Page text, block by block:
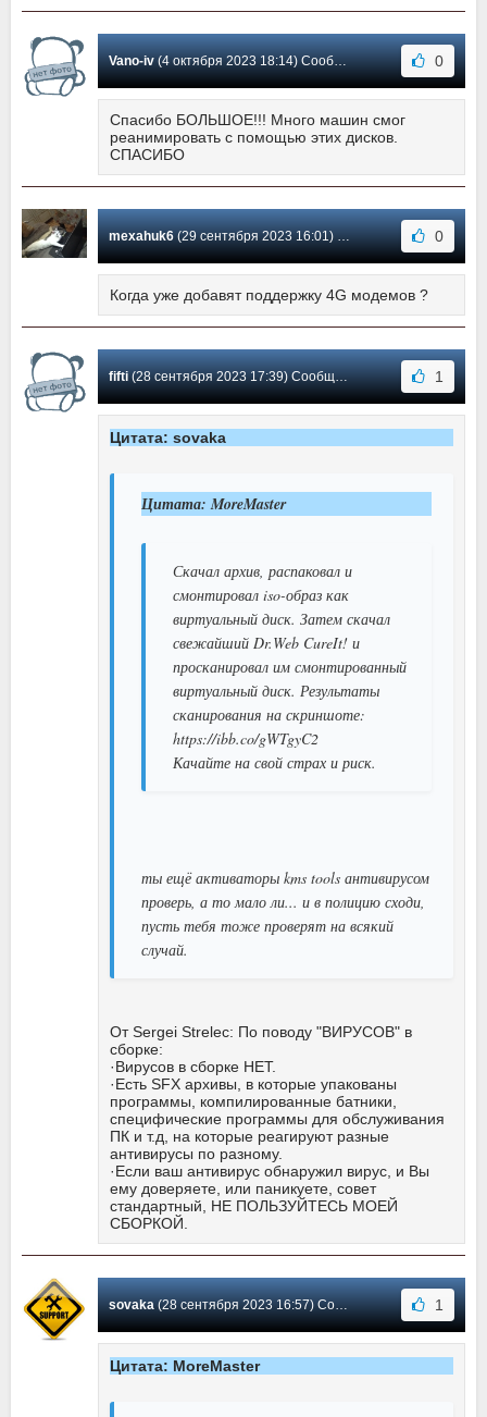
Vano-iv(4 октября 2023 18:14) Сообщение #537 0
Спасибо БОЛЬШОЕ!!! Много машин смог
реанимировать с помощью этих дисков.
СПАСИБО
mexahuk6(29 сентября 2023 16:01) Сообщение #536 0
Когда уже добавят поддержку 4G модемов ?
fifti(28 сентября 2023 17:39) Сообщение #535 1
Цитата: sovaka
Цитата: MoreMaster
Скачал архив, распаковал и
смонтировал iso-образ как
виртуальный диск. Затем скачал
свежайший Dr.Web CureIt! и
просканировал им смонтированный
виртуальный диск. Результаты
сканирования на скриншоте:
https://ibb.co/gWTgyC2
Качайте на свой страх и риск.
ты ещё активаторы kms tools антивирусом
проверь, а то мало ли... и в полицию сходи,
пусть тебя тоже проверят на всякий
случай.
От Sergei Strelec: По поводу "ВИРУСОВ" в
сборке:
·Вирусов в сборке НЕТ.
·Есть SFX архивы, в которые упакованы
программы, компилированные батники,
специфические программы для обслуживания
ПК и т.д, на которые реагируют разные
антивирусы по разному.
·Если ваш антивирус обнаружил вирус, и Вы
ему доверяете, или паникуете, совет
стандартный, НЕ ПОЛЬЗУЙТЕСЬ МОЕЙ
СБОРКОЙ.
sovaka(28 сентября 2023 16:57) Сообщение #534 1
Цитата: MoreMaster